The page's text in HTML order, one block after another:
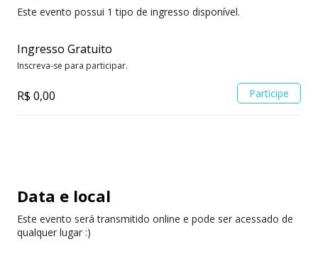
Este evento possui 1 tipo de ingresso disponível.
Ingresso Gratuito
Inscreva-se para participar.
R$ 0,00 Participe
Data e local
Este evento será transmitido online e pode ser acessado de
qualquer lugar :)